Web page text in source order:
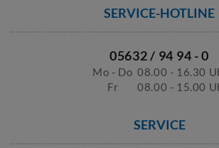
SERVICE-HOTLINE
05632 / 94 94 - 0
Mo - Do 08.00 - 16.30
Fr
08.00 - 15.00
SERVICE